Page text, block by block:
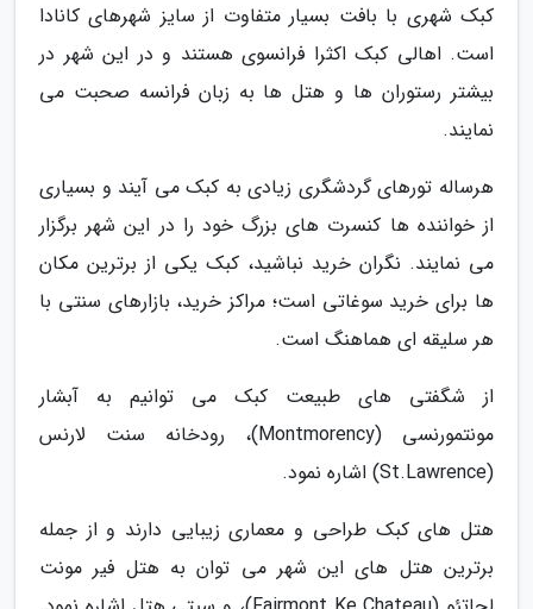
کبک شهری با بافت بسیار متفاوت از سایز شهرهای کانادا
است. اهالی کبک اکثرا فرانسوی هستند و در این شهر در
بیشتر رستوران ها و هتل ها به زبان فرانسه صحبت می
نمایند.
هرساله تورهای گردشگری زیادی به کبک می آیند و بسیاری
از خواننده ها کنسرت های بزرگ خود را در این شهر برگزار
می نمایند. نگران خرید نباشید، کبک یکی از برترین مکان
ها برای خرید سوغاتی است؛ مراکز خرید، بازارهای سنتی با
هر سلیقه ای هماهنگ است.
از شگفتی های طبیعت کبک می توانیم به آبشار
مونتمورنسی (Montmorency)، رودخانه سنت لارنس
(St.Lawrence) اشاره نمود.
هتل های کبک طراحی و معماری زیبایی دارند و از جمله
برترین هتل های این شهر می توان به هتل فیر مونت